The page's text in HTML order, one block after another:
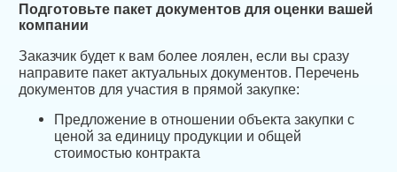
Подготовьте пакет документов для оценки вашей
компании
Заказчик будет к вам более лоялен, если вы сразу
направите пакет актуальных документов. Перечень
документов для участия в прямой закупке:
Предложение в отношении объекта закупки с
ценой за единицу продукции и общей
стоимостью контракта